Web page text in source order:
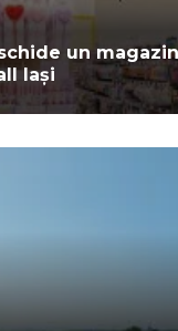
un
Iași